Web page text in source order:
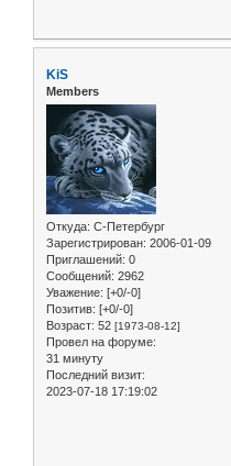
KiS
Members
Откуда: С-Петербург
Зарегистрирован: 2006-01-09
Приглашений: 0
Сообщений: 2962
Уважение: [+0/-0]
Позитив: [+0/-0]
Возраст: 52 [1973-08-12]
Провел на форуме:
31 минуту
Последний визит:
2023-07-18 17:19:02